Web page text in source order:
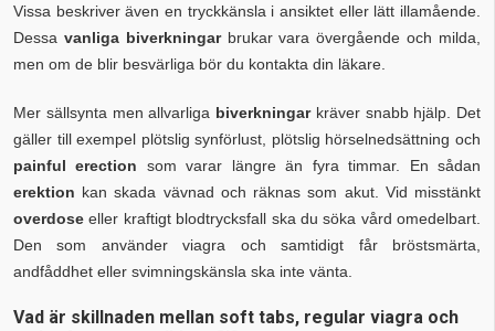
Vissa beskriver även en tryckkänsla i ansiktet eller lätt illamående.
Dessa vanliga biverkningarbrukar vara övergående och milda,
men om de blir besvärliga bör du kontakta din läkare.
Mer sällsynta men allvarliga biverkningarkräver snabb hjälp. Det
gäller till exempel plötslig synförlust, plötslig hörselnedsättning och
painful erection som varar längre än fyra timmar. En sådan
erektion kan skada vävnad och räknas som akut. Vid misstänkt
overdose eller kraftigt blodtrycksfall ska du söka vård omedelbart.
Den som använder viagra och samtidigt får bröstsmärta,
andfåddhet eller svimningskänsla ska inte vänta.
Vad är skillnaden mellan soft tabs, regular viagra och